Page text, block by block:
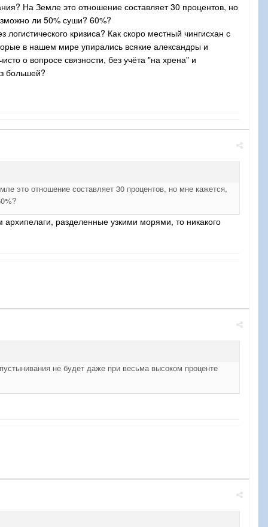
На Земле это отношение составляет 30 процентов, но
ли 50% суши? 60%?
кризиса? Как скоро местный чингисхан с
в нашем мире упирались всякие александры и
о вопросе связности, без учёта "на хрена" и
большей?
это отношение составляет 30 процентов, но мне кажется,
разделенные узкими морями, то никакого
не будет даже при весьма высоком проценте